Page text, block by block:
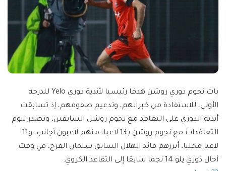
بات نجوم دوري روشن هدفا رئيسيا لأندية دوري Yelo للدرجة
الأولى، للاستفادة من خبراتهم، وتدعيم صفوفهم، إذ تسابقت
أندية الدوري على التعاقد مع نجوم روشن السابقين، وتصدر نيوم
التعاقدات مع نجوم روشن بـ13 لاعبا، منهم لاعبون أجانب، و11
لاعبا محليا، أبرزهم قائد الهلال السابق سلمان الفرج، في وقت
أحال دوري يلو 14 نجما سابقا إلى التقاعد الكروي.